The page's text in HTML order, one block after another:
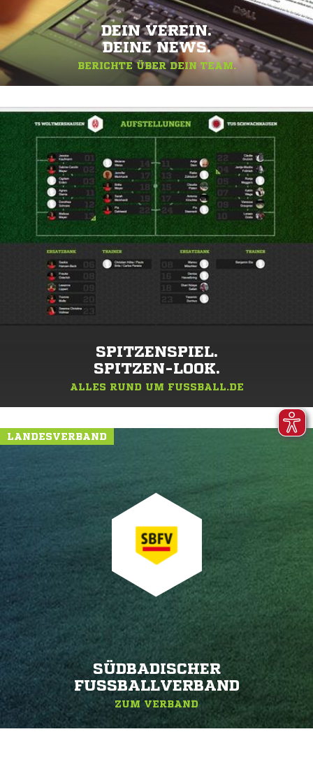
DEIN VEREIN.
DEINE NEWS.
BERICHTE ÜBER DEIN TEAM.
SPITZENSPIEL.
SPITZEN-LOOK.
ALLES RUND UM FUSSBALL.DE
LANDESVERBAND
SÜDBADISCHER
FUSSBALLVERBAND
ZUM VERBAND